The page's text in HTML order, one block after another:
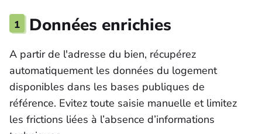
1 Données enrichies
A partir de l'adresse du bien, récupérez
automatiquement les données du logement
disponibles dans les bases publiques de
référence. Evitez toute saisie manuelle et limitez
les frictions liées à l’absence d’informations